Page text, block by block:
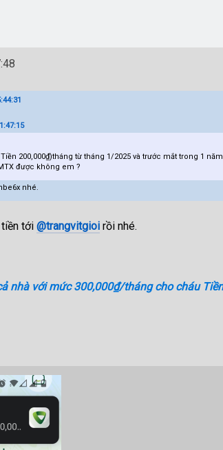
200,000₫)tháng từ tháng 1/2025 và trước mắt trong 1
được không em ?
nhé.
tới @trangvitgioirồi nhé.
nhà với mức 300,000₫/tháng cho cháu